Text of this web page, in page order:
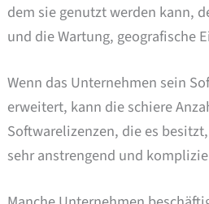
dem sie genutzt werden kann,
und die Wartung, geografische
Wenn das Unternehmen sein
erweitert, kann die schiere
Softwarelizenzen, die es
sehr anstrengend und